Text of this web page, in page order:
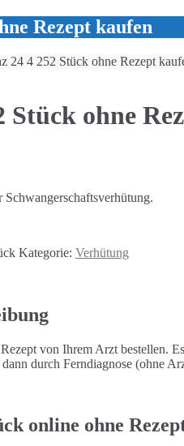
Rezept kaufen
24 4 252 Stück ohne Rezept
Stück ohne
Kategorie: Verhütung
von Ihrem Arzt bestellen.
durch Ferndiagnose (ohne
online ohne